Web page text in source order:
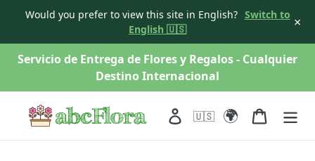
Would you prefer to view this site in English? Switch to
English 🇺🇸
×
saltarServicio de Entrega de Flores y Regalos - Cualquier
Destino Internacional
Acceso
🇺🇸 🌍 Carro